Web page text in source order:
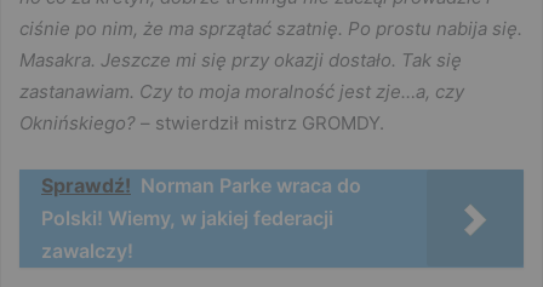
ciśnie po nim, że ma sprzątać szatnię. Po prostu nabija się.
Masakra. Jeszcze mi się przy okazji dostało. Tak się
zastanawiam. Czy to moja moralność jest zje…a, czy
Oknińskiego? – stwierdził mistrz GROMDY.
Sprawdź! Norman Parke wraca do
Polski! Wiemy, w jakiej federacji
zawalczy!